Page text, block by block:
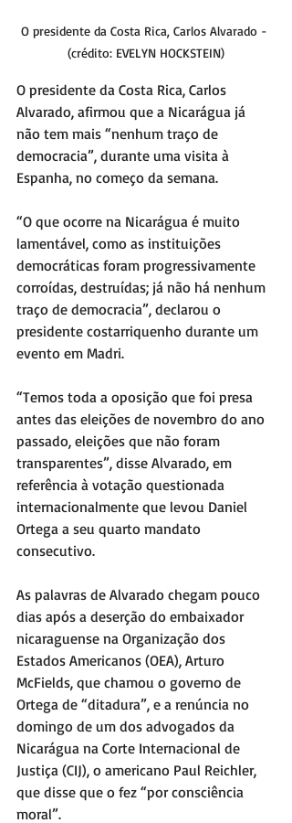
O presidente da Costa Rica, Carlos Alvarado -
(crédito: EVELYN HOCKSTEIN)
O presidente da Costa Rica, Carlos
Alvarado, afirmou que a Nicarágua já
não tem mais “nenhum traço de
democracia”, durante uma visita à
Espanha, no começo da semana.
“O que ocorre na Nicarágua é muito
lamentável, como as instituições
democráticas foram progressivamente
corroídas, destruídas; já não há nenhum
traço de democracia”, declarou o
presidente costarriquenho durante um
evento em Madri.
“Temos toda a oposição que foi presa
antes das eleições de novembro do ano
passado, eleições que não foram
transparentes”, disse Alvarado, em
referência à votação questionada
internacionalmente que levou Daniel
Ortega a seu quarto mandato
consecutivo.
As palavras de Alvarado chegam pouco
dias após a deserção do embaixador
nicaraguense na Organização dos
Estados Americanos (OEA), Arturo
McFields, que chamou o governo de
Ortega de “ditadura”, e a renúncia no
domingo de um dos advogados da
Nicarágua na Corte Internacional de
Justiça (CIJ), o americano Paul Reichler,
que disse que o fez “por consciência
moral”.